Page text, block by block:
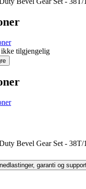
tilgjengelig
Bevel Gear Set - 38T/
garanti og